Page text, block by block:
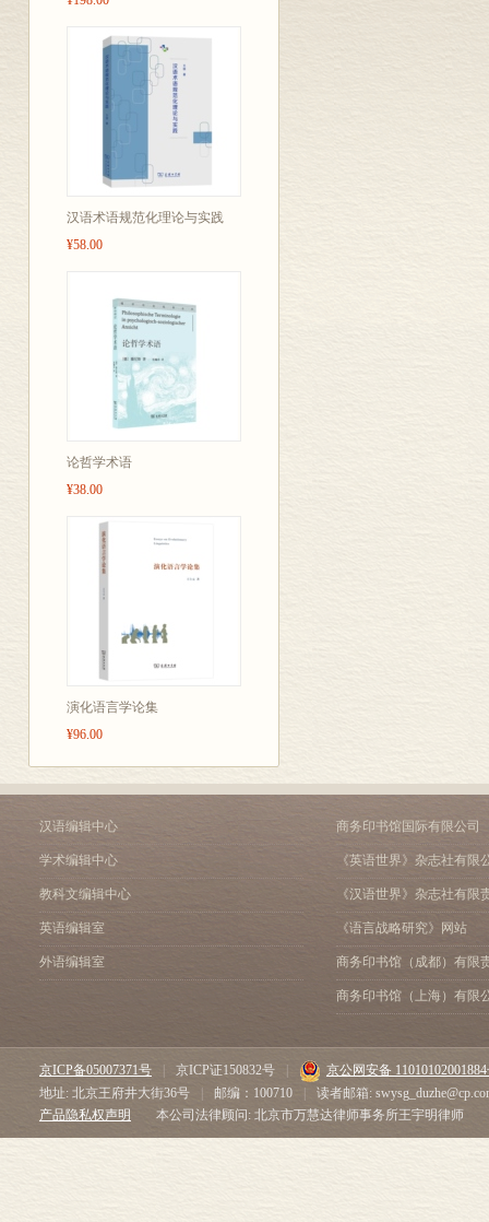
汉语术语规范化理论与实践
¥58.00
论哲学术语
¥38.00
演化语言学论集
¥96.00
汉语编辑中心
学术编辑中心
教科文编辑中心
英语编辑室
外语编辑室
商务印书馆国际有限公司
《英语世界》杂志社有限
《汉语世界》杂志社有限
《语言战略研究》网站
商务印书馆（成都）有限
商务印书馆（上海）有限
京ICP备05007371号 京ICP证150832号
京公网安备
地址: 北京王府井大街36号
邮编：100710
读者邮箱:
产品隐私权声明
本公司法律顾问: 北京市万慧达律师事务所王宇明律师